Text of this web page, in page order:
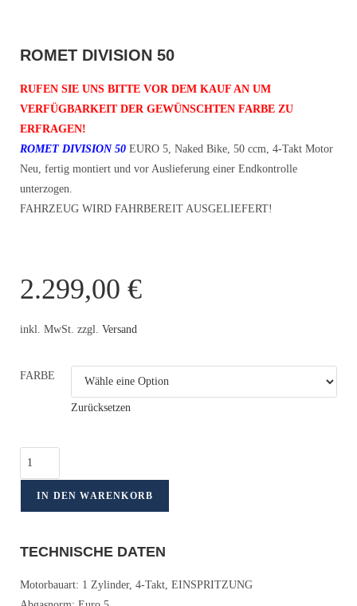
ROMET DIVISION 50
RUFEN SIE UNS BITTE VOR DEM KAUF AN UM
VERFÜGBARKEIT DER GEWÜNSCHTEN FARBE ZU
ERFRAGEN!
ROMET DIVISION 50 EURO 5, Naked Bike, 50 ccm, 4-Takt Motor
Neu, fertig montiert und vor Auslieferung einer Endkontrolle
unterzogen.
FAHRZEUG WIRD FAHRBEREIT AUSGELIEFERT!
2.299,00 €
inkl. MwSt. zzgl. Versand
FARBE
Zurücksetzen
IN DEN WARENKORB
TECHNISCHE DATEN
Motorbauart: 1 Zylinder, 4-Takt, EINSPRITZUNG